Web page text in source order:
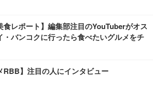
食レポート】編集部注目のYouTuberがオス
・バンコクに行ったら食べたいグルメをチ
RBB】注目の人にインタビュー